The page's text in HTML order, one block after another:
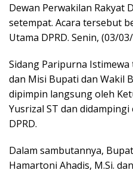
Dewan Perwakilan Rakyat
setempat. Acara tersebut
Utama DPRD. Senin, (03/
Sidang Paripurna
dan Misi Bupati dan Wakil
dipimpin langsung oleh
Yusrizal ST dan
DPRD.
Dalam sambutannya,
Hamartoni Ahadis, M.Si.